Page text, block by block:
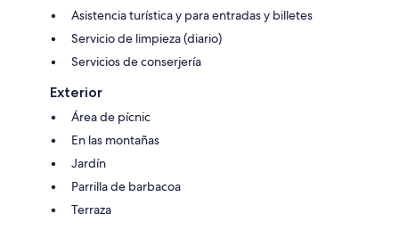
Asistencia turística y para entradas y billetes
Servicio de limpieza (diario)
Servicios de conserjería
Exterior
Área de pícnic
En las montañas
Jardín
Parrilla de barbacoa
Terraza